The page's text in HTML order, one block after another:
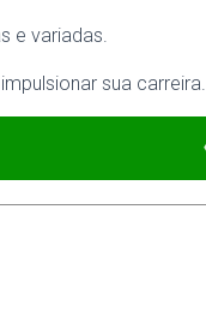
e variadas.
sua carreira.